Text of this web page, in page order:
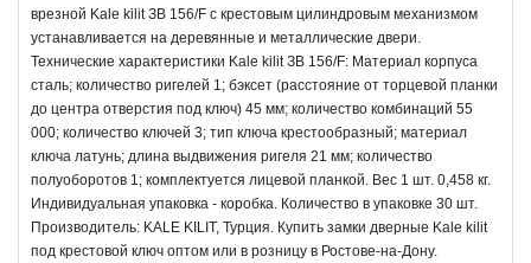
врезной Kale kilit ЗВ 156/F с крестовым цилиндровым механизмом
устанавливается на деревянные и металлические двери.
Технические характеристики Kale kilit ЗВ 156/F: Материал корпуса
сталь; количество ригелей 1; бэксет (расстояние от торцевой планки
до центра отверстия под ключ) 45 мм; количество комбинаций 55
000; количество ключей 3; тип ключа крестообразный; материал
ключа латунь; длина выдвижения ригеля 21 мм; количество
полуоборотов 1; комплектуется лицевой планкой. Вес 1 шт. 0,458 кг.
Индивидуальная упаковка - коробка. Количество в упаковке 30 шт.
Производитель: KALE KILIT, Турция. Купить замки дверные Kale kilit
под крестовой ключ оптом или в розницу в Ростове-на-Дону.